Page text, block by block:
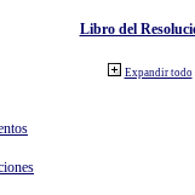
Libro del
Expandir todo